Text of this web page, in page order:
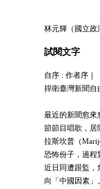
林元輝（國立政
試閱文字
自序 : 作者序｜
捍衛臺灣新聞自
最近的新聞愈來
節節目唱歌，居
拉斯坎普（
恐怖份子，過程
近日同遭跟監
向「中國因素」。